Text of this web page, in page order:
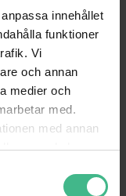
innehållet
funktioner
Vi
och annan
medier och
med.
med annan
som de har